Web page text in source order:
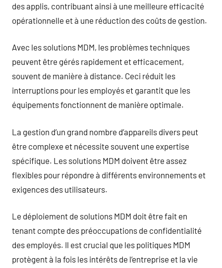
des applis, contribuant ainsi à une meilleure efficacité
opérationnelle et à une réduction des coûts de gestion.
Avec les solutions MDM, les problèmes techniques
peuvent être gérés rapidement et efficacement,
souvent de manière à distance. Ceci réduit les
interruptions pour les employés et garantit que les
équipements fonctionnent de manière optimale.
La gestion d’un grand nombre d’appareils divers peut
être complexe et nécessite souvent une expertise
spécifique. Les solutions MDM doivent être assez
flexibles pour répondre à différents environnements et
exigences des utilisateurs.
Le déploiement de solutions MDM doit être fait en
tenant compte des préoccupations de confidentialité
des employés. Il est crucial que les politiques MDM
protègent à la fois les intérêts de l’entreprise et la vie